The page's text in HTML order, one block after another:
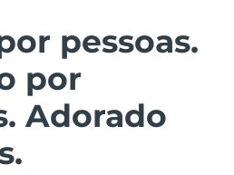
pessoas.
por
Adorado
4 kit
Lifting facial
2 kit
toning
Entrega prevista
Entrega prevista8/11/26